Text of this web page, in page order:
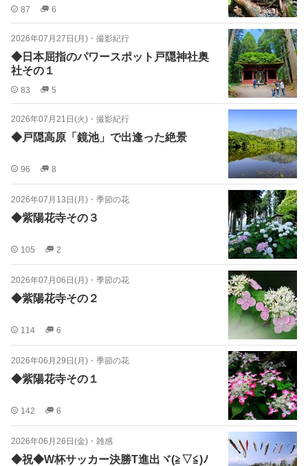
87 6
2026年07月27日(月) ・ 撮影紀行
◆日本屈指のパワースポット戸隠神社奥
社その１
83 5
2026年07月21日(火) ・ 撮影紀行
◆戸隠高原「鏡池」で出逢った絶景
96 8
2026年07月13日(月) ・ 季節の花
◆紫陽花寺その３
105 2
2026年07月06日(月) ・ 季節の花
◆紫陽花寺その２
114 6
2026年06月29日(月) ・ 季節の花
◆紫陽花寺その１
142 6
2026年06月26日(金) ・ 雑感
◆祝◆W杯サッカー決勝T進出ヾ(≧▽≦)ﾉ